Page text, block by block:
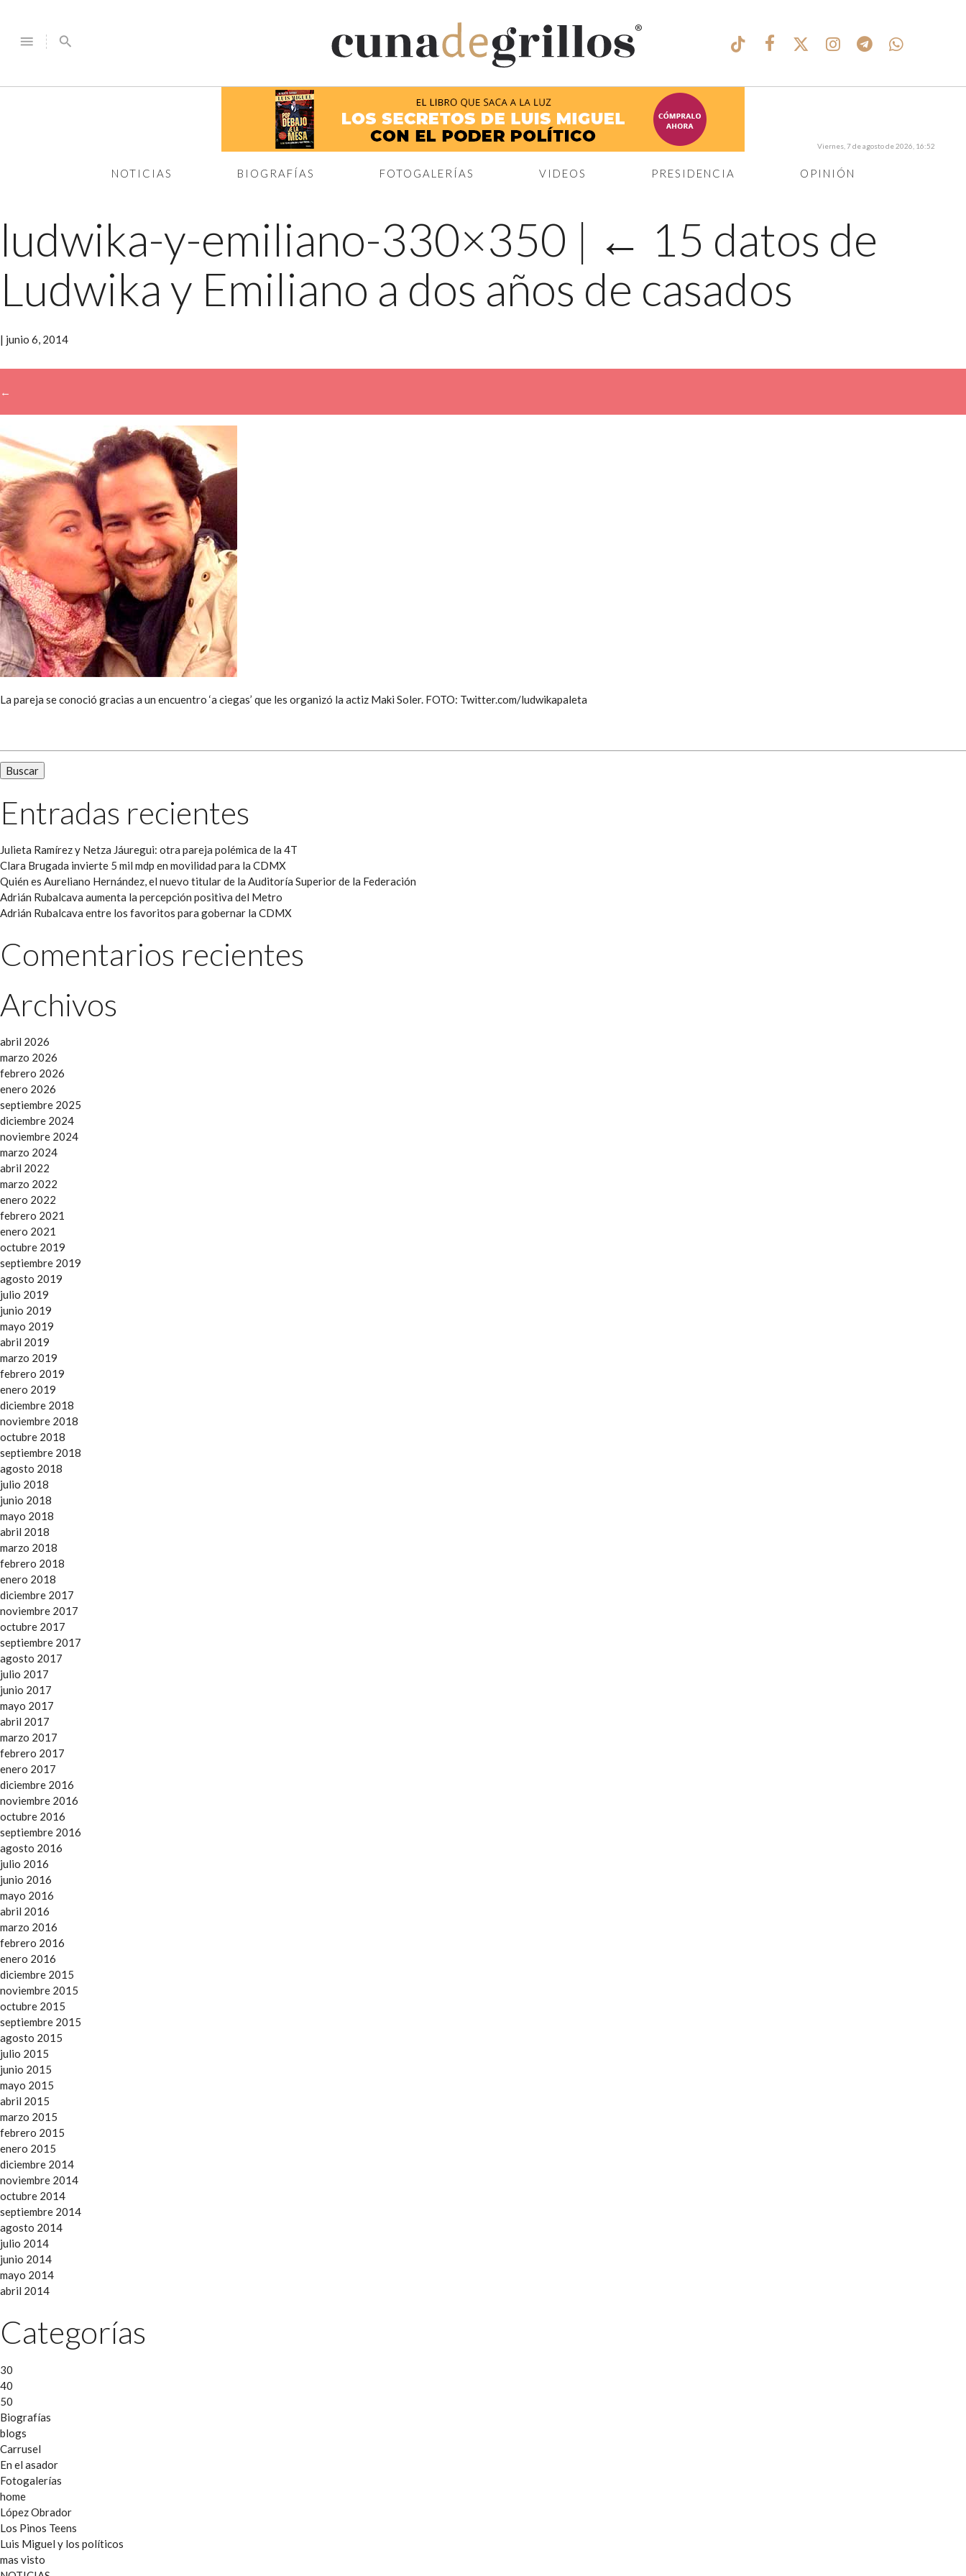
menu search
®
NOTICIAS BIOGRAFÍAS FOTOGALERÍAS VIDEOS PRESIDENCIA OPINIÓN
Viernes, 7 de agosto de 2026, 16:52
ludwika-y-emiliano-330×350 | ← 15 datos de
Ludwika y Emiliano a dos años de casados
| junio 6, 2014
←
→
La pareja se conoció gracias a un encuentro ‘a ciegas’ que les organizó la actiz Maki Soler. FOTO: Twitter.com/ludwikapaleta
Entradas recientes
Julieta Ramírez y Netza Jáuregui: otra pareja polémica de la 4T
Clara Brugada invierte 5 mil mdp en movilidad para la CDMX
Quién es Aureliano Hernández, el nuevo titular de la Auditoría Superior de la Federación
Adrián Rubalcava aumenta la percepción positiva del Metro
Adrián Rubalcava entre los favoritos para gobernar la CDMX
Comentarios recientes
Archivos
abril 2026
marzo 2026
febrero 2026
enero 2026
septiembre 2025
diciembre 2024
noviembre 2024
marzo 2024
abril 2022
marzo 2022
enero 2022
febrero 2021
enero 2021
octubre 2019
septiembre 2019
agosto 2019
julio 2019
junio 2019
mayo 2019
abril 2019
marzo 2019
febrero 2019
enero 2019
diciembre 2018
noviembre 2018
octubre 2018
septiembre 2018
agosto 2018
julio 2018
junio 2018
mayo 2018
abril 2018
marzo 2018
febrero 2018
enero 2018
diciembre 2017
noviembre 2017
octubre 2017
septiembre 2017
agosto 2017
julio 2017
junio 2017
mayo 2017
abril 2017
marzo 2017
febrero 2017
enero 2017
diciembre 2016
noviembre 2016
octubre 2016
septiembre 2016
agosto 2016
julio 2016
junio 2016
mayo 2016
abril 2016
marzo 2016
febrero 2016
enero 2016
diciembre 2015
noviembre 2015
octubre 2015
septiembre 2015
agosto 2015
julio 2015
junio 2015
mayo 2015
abril 2015
marzo 2015
febrero 2015
enero 2015
diciembre 2014
noviembre 2014
octubre 2014
septiembre 2014
agosto 2014
julio 2014
junio 2014
mayo 2014
abril 2014
Categorías
30
40
50
Biografías
blogs
Carrusel
En el asador
Fotogalerías
home
López Obrador
Los Pinos Teens
Luis Miguel y los políticos
mas visto